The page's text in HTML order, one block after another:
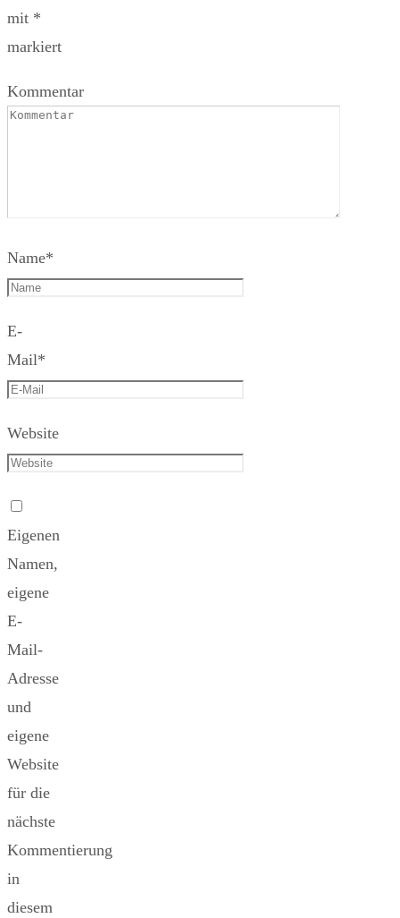
mit *
markiert
Kommentar
Name*
E-
Mail*
Website
Eigenen
Namen,
eigene
E-
Mail-
Adresse
und
eigene
Website
für die
nächste
Kommentierung
in
diesem